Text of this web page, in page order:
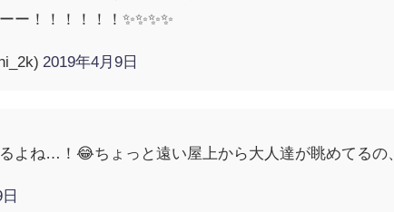
ー！！！！！！✨✨✨✨
2019年4月9日
よね…！😂ちょっと遠い屋上から大人達が眺めてる